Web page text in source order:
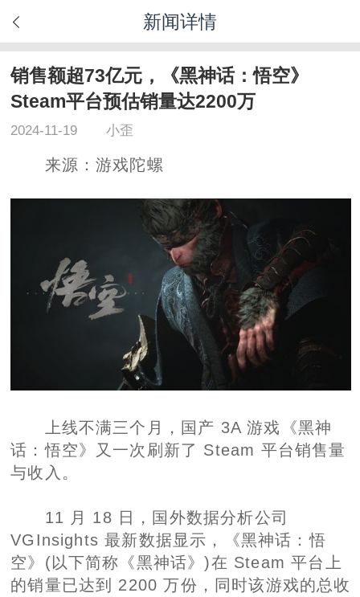
新闻详情
销售额超73亿元，《黑神话：悟空》
Steam平台预估销量达2200万
2024-11-19 小歪
来源：游戏陀螺
上线不满三个月，国产 3A 游戏《黑神
话：悟空》又一次刷新了 Steam 平台销售量
与收入。
11 月 18 日，国外数据分析公司
VGInsights 最新数据显示，《黑神话：悟
空》(以下简称《黑神话》)在 Steam 平台上
的销量已达到 2200 万份，同时该游戏的总收